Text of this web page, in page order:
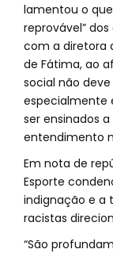
lamentou o
reprovável”
com a diretora
de Fátima, ao
social não
especialmente
ser ensinados
entendimento
Em nota de
Esporte
indignação e a
racistas
“São